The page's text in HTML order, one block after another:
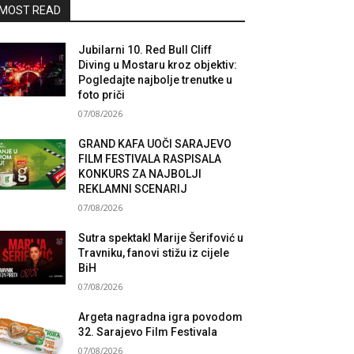
READ
Jubilarni 10. Red Bull Cliff
Diving u Mostaru kroz objektiv:
Pogledajte najbolje trenutke u
foto priči
07/08/2026
GRAND KAFA UOČI SARAJEVO
FILM FESTIVALA RASPISALA
KONKURS ZA NAJBOLJI
REKLAMNI SCENARIJ
07/08/2026
Sutra spektakl Marije Šerifović u
Travniku, fanovi stižu iz cijele
BiH
07/08/2026
Argeta nagradna igra povodom
32. Sarajevo Film Festivala
07/08/2026